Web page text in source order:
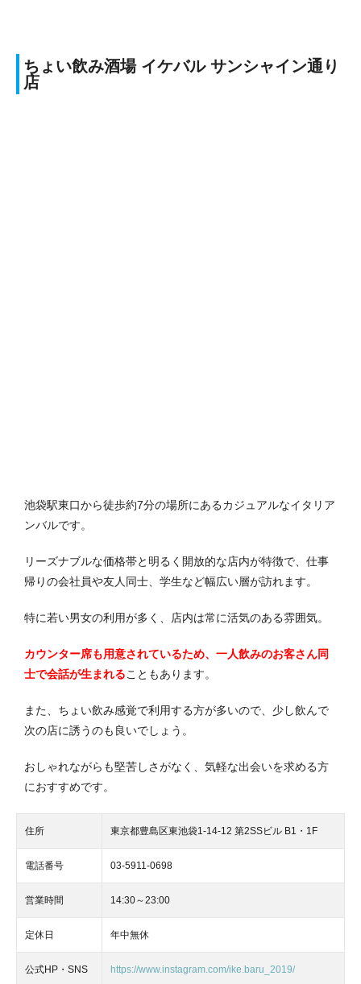
ちょい飲み酒場 イケバル サンシャイン通り
店
池袋駅東口から徒歩約7分の場所にあるカジュアルなイタリア
ンバルです。
リーズナブルな価格帯と明るく開放的な店内が特徴で、仕事
帰りの会社員や友人同士、学生など幅広い層が訪れます。
特に若い男女の利用が多く、店内は常に活気のある雰囲気。
カウンター席も用意されているため、一人飲みのお客さん同
士で会話が生まれることもあります。
また、ちょい飲み感覚で利用する方が多いので、少し飲んで
次の店に誘うのも良いでしょう。
おしゃれながらも堅苦しさがなく、気軽な出会いを求める方
におすすめです。
住所 東京都豊島区東池袋1-14-12 第2SSビル B1・1F
電話番号 03-5911-0698
営業時間 14:30～23:00
定休日 年中無休
公式HP・SNS https://www.instagram.com/ike.baru_2019/